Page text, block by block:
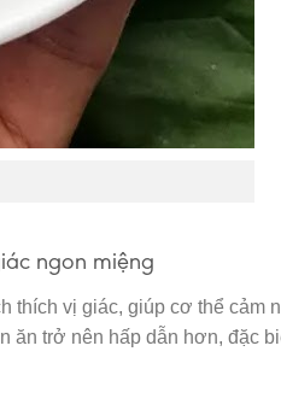
ngon miệng
thích vị giác, giúp cơ thể cảm
ăn trở nên hấp dẫn hơn, đặc